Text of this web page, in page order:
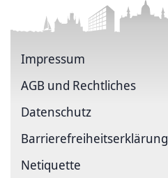
Impressum
AGB und Rechtliches
Datenschutz
Barriere­freiheits­erklärung
Netiquette